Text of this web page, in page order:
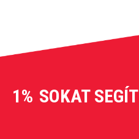
1% SOKAT SEGÍT